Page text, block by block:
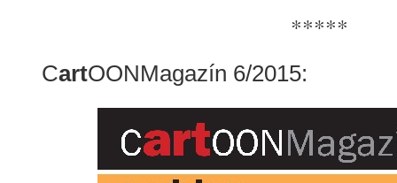
*****
CartOONMagazín 6/2015: